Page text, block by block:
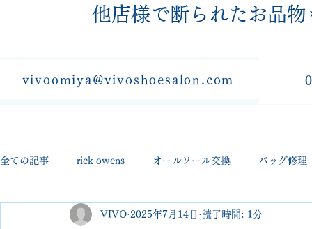
他店様で断られたお品物
vivoomiya@vivoshoesalon.com
全ての記事 rick owens オールソール交換 バッグ修理
george cleverley Christian louboutin allen edmonds
VIVO 2025年7月14日 読了時間: 1分